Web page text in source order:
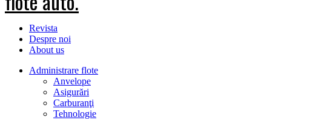
Revista
Despre noi
About us
Administrare flote
Anvelope
Asigurări
Carburanţi
Tehnologie